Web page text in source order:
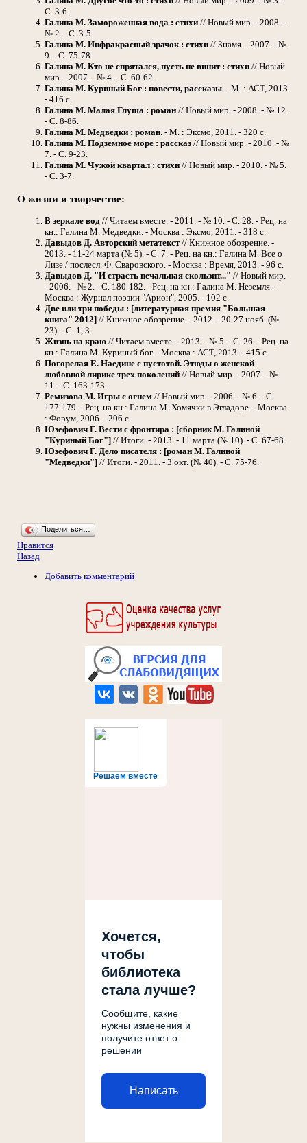
Решаем вместе
Хочется,
чтобы
библиотека
стала лучше?
Сообщите, какие
нужны изменения и
получите ответ о
решении
Написать
С. 3-6.
Галина М. Замороженная вода : стихи // Новый мир. - 2008. -
№ 2. - С. 3-5.
Галина М. Инфракрасный зрачок : стихи // Знамя. - 2007. - №
9. - С. 75-78.
Галина М. Кто не спрятался, пусть не винит : стихи // Новый
мир. - 2007. - № 4. - С. 60-62.
Галина М. Куриный Бог : повести, рассказы. - М. : АСТ, 2013.
- 416 с.
Галина М. Малая Глуша : роман // Новый мир. - 2008. - № 12.
- С. 8-86.
Галина М. Медведки : роман. - М. : Эксмо, 2011. - 320 с.
Галина М. Подземное море : рассказ // Новый мир. - 2010. - №
7. - С. 9-23.
Галина М. Чужой квартал : стихи // Новый мир. - 2010. - № 5.
- С. 3-7.
О жизни и творчестве:
В зеркале вод // Читаем вместе. - 2011. - № 10. - С. 28. - Рец. на
кн.: Галина М. Медведки. - Москва : Эксмо, 2011. - 318 с.
Давыдов Д. Авторский метатекст// Книжное обозрение. -
2013. - 11-24 марта (№ 5). - С. 7. - Рец. на кн.: Галина М. Все о
Лизе / послесл. Ф. Сваровского. - Москва : Время, 2013. - 96 с.
Давыдов Д. "И страсть печальная скользит..." // Новый мир.
- 2006. - № 2. - С. 180-182. - Рец. на кн.: Галина М. Неземля. -
Москва : Журнал поэзии "Арион", 2005. - 102 с.
Две или три победы : [литературная премия "Большая
книга" 2012] // Книжное обозрение. - 2012. - 20-27 нояб. (№
23). - С. 1, 3.
Жизнь на краю // Читаем вместе. - 2013. - № 5. - С. 26. - Рец. на
кн.: Галина М. Куриный бог. - Москва : АСТ, 2013. - 415 с.
Погорелая Е. Наедине с пустотой. Этюды о женской
любовной лирике трех поколений // Новый мир. - 2007. - №
11. - С. 163-173.
Ремизова М. Игры с огнем // Новый мир. - 2006. - № 6. - С.
177-179. - Рец. на кн.: Галина М. Хомячки в Эгладоре. - Москва
: Форум, 2006. - 206 с.
Юзефович Г. Вести с фронтира : [сборник М. Галиной
"Куриный Бог"] // Итоги. - 2013. - 11 марта (№ 10). - С. 67-68.
Юзефович Г. Дело писателя : [роман М. Галиной
"Медведки"] // Итоги. - 2011. - 3 окт. (№ 40). - С. 75-76.
Поделиться…
Нравится
Назад
Добавить комментарий